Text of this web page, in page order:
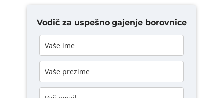
Vodič za uspešno gajenje borovnice